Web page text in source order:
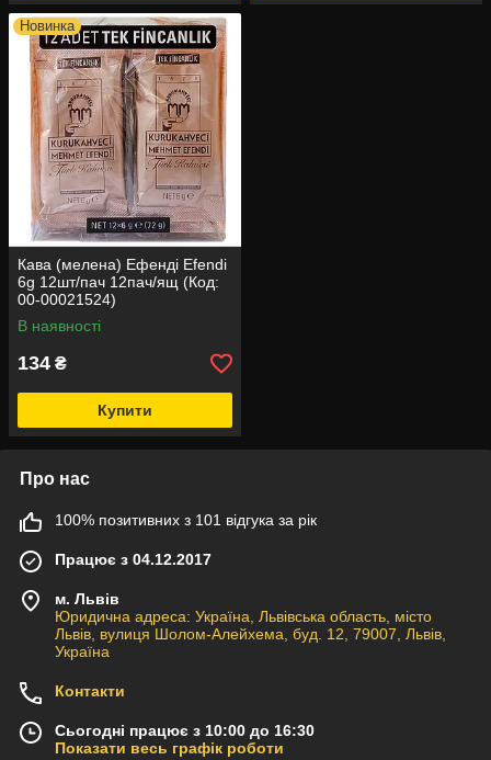
Новинка
Кава (мелена) Ефенді Efendi
6g 12шт/пач 12пач/ящ (Код:
00-00021524)
В наявності
134 ₴
Купити
Про нас
100% позитивних з 101 відгука за рік
Працює з 04.12.2017
м. Львів
Юридична адреса: Україна, Львівська область, місто
Львів, вулиця Шолом-Алейхема, буд. 12, 79007, Львів,
Україна
Контакти
Сьогодні працює з 10:00 до 16:30
Показати весь графік роботи